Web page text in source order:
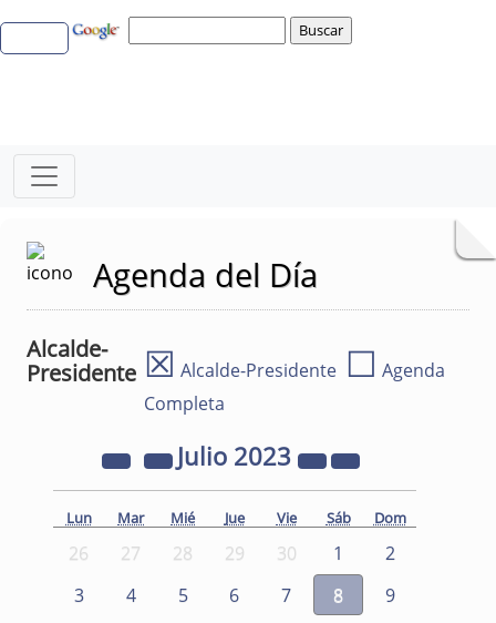
Agenda del Día
Alcalde-
Presidente ☒ Alcalde-Presidente ☐ Agenda
Completa
Julio 2023
Lun Mar Mié Jue Vie Sáb Dom
26 27 28 29 30 1
2
3
4 5 6 7 8
9